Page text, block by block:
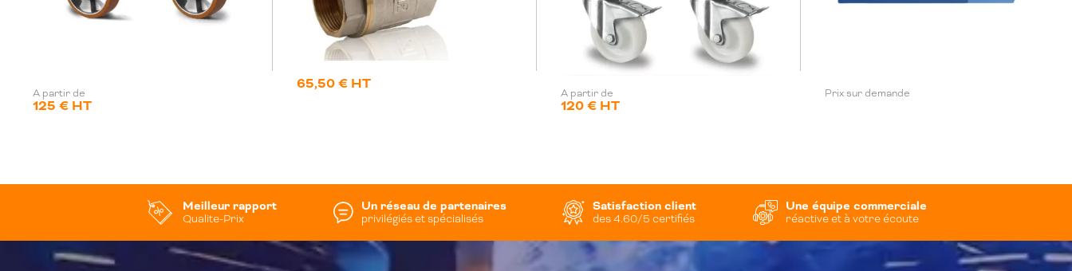
A partir de
125 € HT
65,50 € HT
A partir de
120 € HT
Prix sur demande
Meilleur rapport
Qualite-Prix
Un réseau de partenaires
privilégiés et spécialisés
Satisfaction client
des 4.60/5 certifiés
Une équipe commerciale
réactive et à votre écoute